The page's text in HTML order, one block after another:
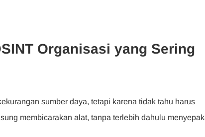
Organisasi yang Sering
sumber daya, tetapi karena tidak tahu harus
membicarakan alat, tanpa terlebih dahulu